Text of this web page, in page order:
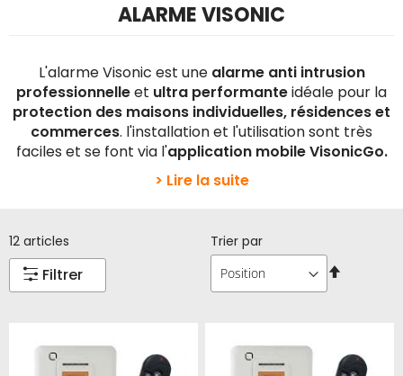
ALARME VISONIC
L'alarme Visonic est une alarme anti intrusion
professionnelleet ultra performanteidéale pour la
protection des maisons individuelles, résidences et
commerces. l'installation et l'utilisation sont très
faciles et se font via l'application mobile VisonicGo.
> Lire la suite
12 articles
Trier par
Filtrer